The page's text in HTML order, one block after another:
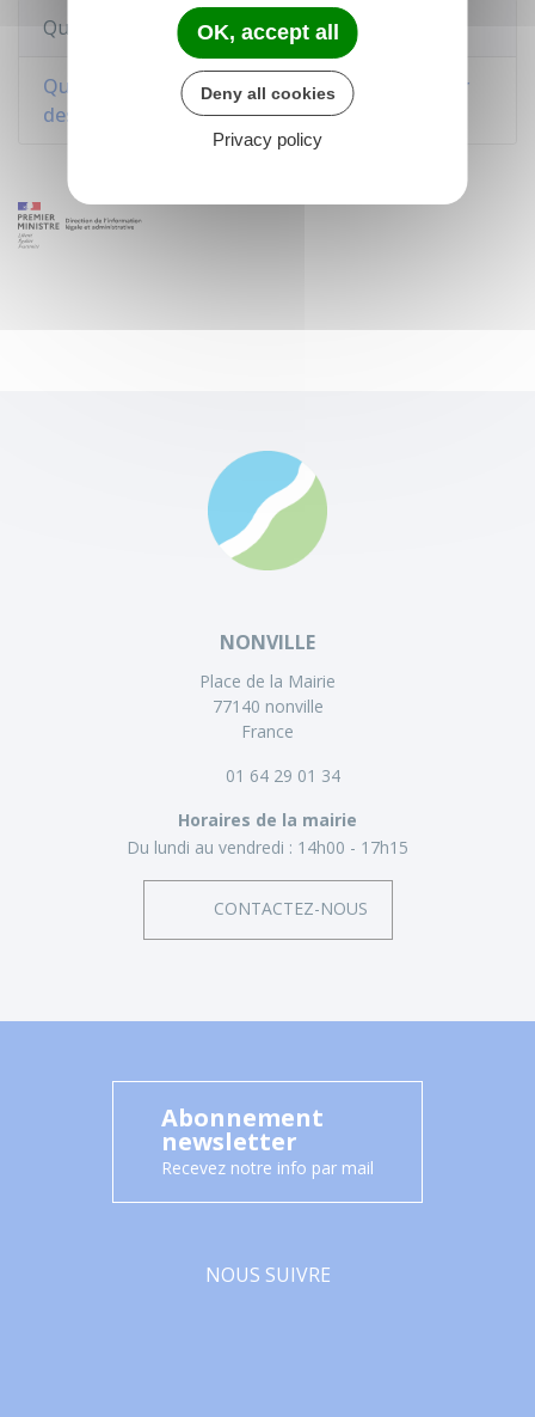
Questions ? Réponses !
Quelle est la procédure pour saisir le médiateur
des communications électroniques ?
NONVILLE
Place de la Mairie
77140 nonville
France
01 64 29 01 34
Horaires de la mairie
Du lundi au vendredi : 14h00 - 17h15
CONTACTEZ-NOUS
Abonnement
newsletter
Recevez notre info par mail
NOUS SUIVRE
OK, accept all
Deny all cookies
Privacy policy